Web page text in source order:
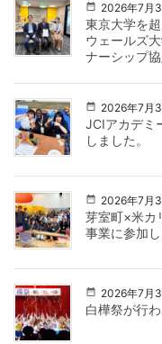
2026年7月
東京大学を
ウェールズ
ナーシップ
2026年7月
JCIアカデミ
しました。
2026年7月
芽室町×米カ
事業に参加し
2026年7月
白樺祭が行